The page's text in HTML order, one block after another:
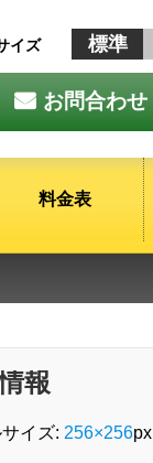
イズ 標準
お問合わせ
料金表
報
イズ: 256×256px